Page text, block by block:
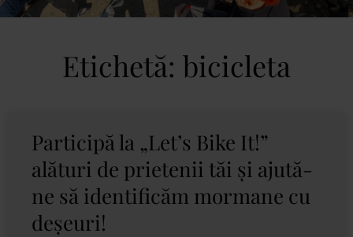
Etichetă: bicicleta
Participă la „Let’s Bike It!”
alături de prietenii tăi și ajută-
ne să identificăm mormane cu
deșeuri!